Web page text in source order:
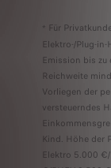
Für
Elektro-/Plug-in-
Emission bis zu
Reichweite
Vorliegen der
versteuerndes
Kind. Höhe der
Elektro 5.000